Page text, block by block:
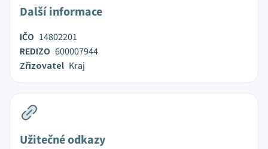
Další informace
IČO 14802201
REDIZO 600007944
Zřizovatel Kraj
Užitečné odkazy